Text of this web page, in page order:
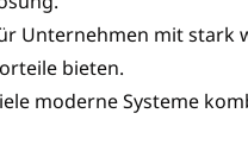
Unternehmen mit stark
bieten.
moderne Systeme